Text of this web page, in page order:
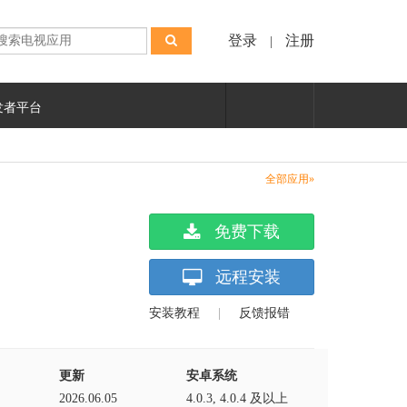
登录 注册
者平台
全部应用»
免费下载
远程安装
安装教程 反馈报错
更新
2026.06.05
安卓系统
4.0.3, 4.0.4 及以上